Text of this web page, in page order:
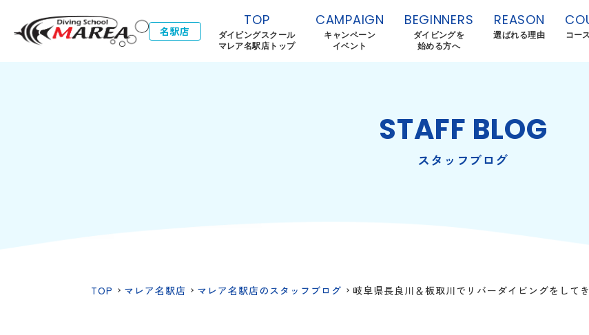
名駅店
TOP
ダイビングスクール
マレア名駅店トップ
CAMPAIGN
キャンペーン
イベント
BEGINNERS
ダイビングを
始める方へ
REASON
選ばれる理由 コー
STAFF BLOG
スタッフブログ
TOP マレア名駅店 マレア名駅店のスタッフブログ 岐阜県長良川＆板取川でリバーダイビングをして